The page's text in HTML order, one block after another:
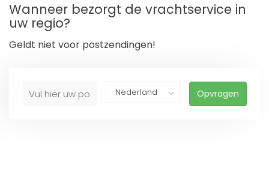
Wanneer bezorgt de vrachtservice in
uw regio?
Geldt niet voor postzendingen!
Opvragen